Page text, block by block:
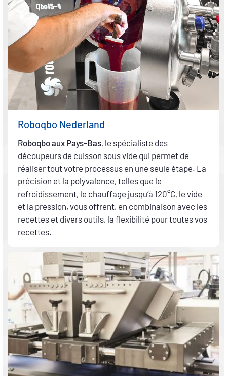
Roboqbo Nederland
Roboqbo aux Pays-Bas, le spécialiste des
découpeurs de cuisson sous vide qui permet de
réaliser tout votre processus en une seule étape. La
précision et la polyvalence, telles que le
refroidissement, le chauffage jusqu’à 120°C, le vide
et la pression, vous offrent, en combinaison avec les
recettes et divers outils, la flexibilité pour toutes vos
recettes.